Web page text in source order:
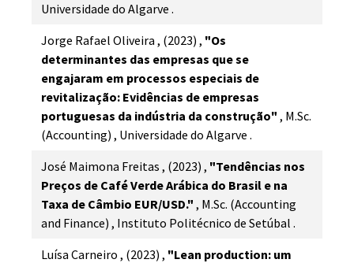
Universidade do Algarve .
Jorge Rafael Oliveira , (2023) , "Os
determinantes das empresas que se
engajaram em processos especiais de
revitalização: Evidências de empresas
portuguesas da indústria da construção" , M.Sc.
(Accounting) , Universidade do Algarve .
José Maimona Freitas , (2023) , "Tendências nos
Preços de Café Verde Arábica do Brasil e na
Taxa de Câmbio EUR/USD." , M.Sc. (Accounting
and Finance) , Instituto Politécnico de Setúbal .
Luísa Carneiro , (2023) , "Lean production: um